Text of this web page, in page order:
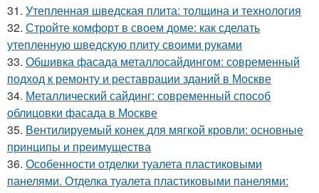
31. Утепленная шведская плита: толщина и технология
32. Стройте комфорт в своем доме: как сделать
утепленную шведскую плиту своими руками
33. Обшивка фасада металлосайдингом: современный
подход к ремонту и реставрации зданий в Москве
34. Металлический сайдинг: современный способ
облицовки фасада в Москве
35. Вентилируемый конек для мягкой кровли: основные
принципы и преимущества
36. Особенности отделки туалета пластиковыми
панелями. Отделка туалета пластиковыми панелями: